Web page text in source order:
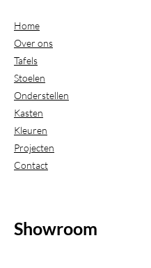
Home
Over ons
Tafels
Stoelen
Onderstellen
Kasten
Kleuren
Projecten
Contact
Showroom